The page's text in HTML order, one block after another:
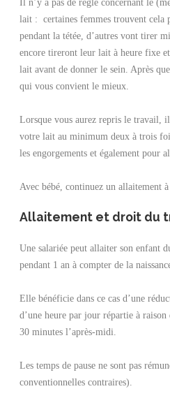
lait : certaines femmes trouvent
pendant la tétée, d’autres vont tirer
encore tireront leur lait à heure fixe
lait avant de donner le sein. Après
qui vous convient le mieux.
Lorsque vous aurez repris le travail,
votre lait au minimum deux à trois
les engorgements et également pour
Avec bébé, continuez un allaitement à
Allaitement et droit du
Une salariée peut allaiter son enfant
pendant 1 an à compter de la
Elle bénéficie dans ce cas d’une
d’une heure par jour répartie à
30 minutes l’après-midi.
Les temps de pause ne sont pas
conventionnelles contraires).